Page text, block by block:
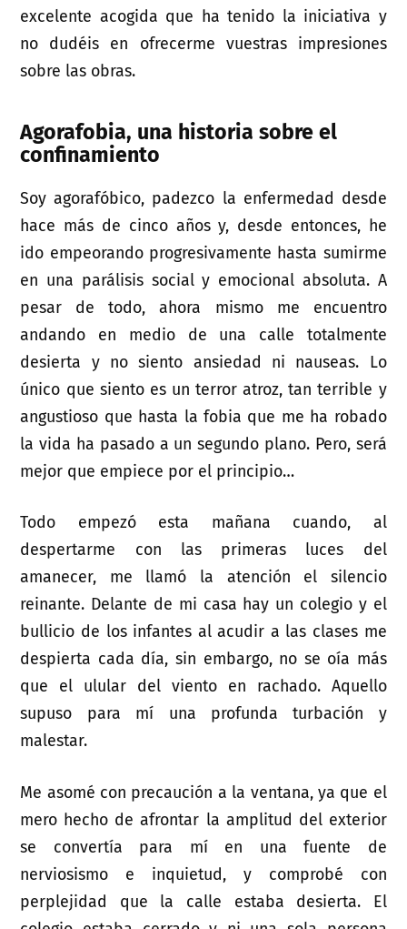
excelente acogida que ha tenido la iniciativa y
no dudéis en ofrecerme vuestras impresiones
sobre las obras.
Agorafobia, una historia sobre el
confinamiento
Soy agorafóbico, padezco la enfermedad desde
hace más de cinco años y, desde entonces, he
ido empeorando progresivamente hasta sumirme
en una parálisis social y emocional absoluta. A
pesar de todo, ahora mismo me encuentro
andando en medio de una calle totalmente
desierta y no siento ansiedad ni nauseas. Lo
único que siento es un terror atroz, tan terrible y
angustioso que hasta la fobia que me ha robado
la vida ha pasado a un segundo plano. Pero, será
mejor que empiece por el principio…
Todo empezó esta mañana cuando, al
despertarme con las primeras luces del
amanecer, me llamó la atención el silencio
reinante. Delante de mi casa hay un colegio y el
bullicio de los infantes al acudir a las clases me
despierta cada día, sin embargo, no se oía más
que el ulular del viento en rachado. Aquello
supuso para mí una profunda turbación y
malestar.
Me asomé con precaución a la ventana, ya que el
mero hecho de afrontar la amplitud del exterior
se convertía para mí en una fuente de
nerviosismo e inquietud, y comprobé con
perplejidad que la calle estaba desierta. El